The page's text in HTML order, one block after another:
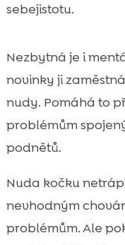
sebejistotu.
Nezbytná je i
novinky ji
nudy. Pomáhá to
problémům
podnětů.
Nuda kočku
nevhodným
problémům. Ale